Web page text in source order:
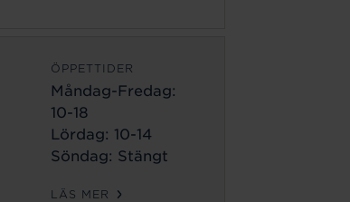
ÖPPETTIDER
Måndag-Fredag:
10-18
Lördag: 10-14
Söndag: Stängt
LÄS MER